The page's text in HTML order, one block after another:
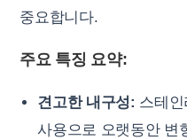
중요합니다.
주요 특징 요약:
견고한 내구성: 스테
사용으로 오랫동안 변